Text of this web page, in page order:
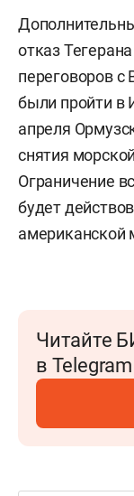
отказ
переговоров
были пройти в
апреля
снятия
Ограничение
будет
американской
Читайте
в Telegram